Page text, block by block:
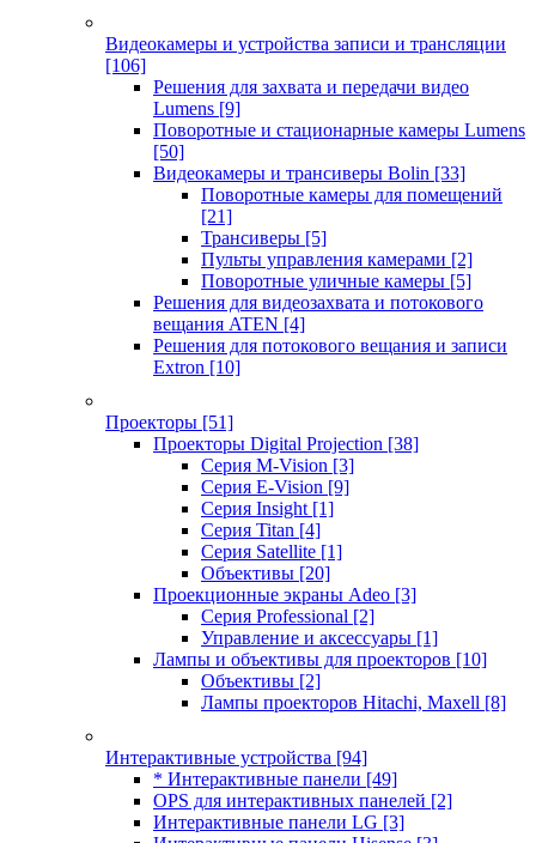
Видеокамеры и устройства записи и трансляции
[106]
Решения для захвата и передачи видео
Lumens [9]
Поворотные и стационарные камеры Lumens
[50]
Видеокамеры и трансиверы Bolin [33]
Поворотные камеры для помещений
[21]
Трансиверы [5]
Пульты управления камерами [2]
Поворотные уличные камеры [5]
Решения для видеозахвата и потокового
вещания ATEN [4]
Решения для потокового вещания и записи
Extron [10]
Проекторы [51]
Проекторы Digital Projection [38]
Серия M-Vision [3]
Серия E-Vision [9]
Серия Insight [1]
Серия Titan [4]
Серия Satellite [1]
Объективы [20]
Проекционные экраны Adeo [3]
Серия Professional [2]
Управление и аксессуары [1]
Лампы и объективы для проекторов [10]
Объективы [2]
Лампы проекторов Hitachi, Maxell [8]
Интерактивные устройства [94]
* Интерактивные панели [49]
OPS для интерактивных панелей [2]
Интерактивные панели LG [3]